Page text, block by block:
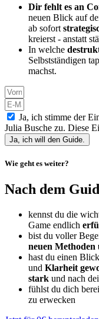
Dir fehlt es an
neuen Blick auf
ab sofort
kreierst - anstatt
In welche
Selbstständigen
machst.
Ja, ich stimme der
Julia Busche zu. Diese
Ja, ich will den Guide.
Wie geht es weiter?
Nach dem
kennst du die
Game endlich
bist du voller
neuen Methoden
hast du einen
und Klarheit
stark und nach
fühlst du dich
zu erwecken